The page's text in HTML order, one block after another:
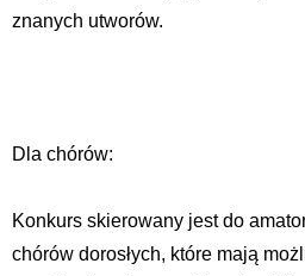
znanych utworów.
Dla chórów:
Konkurs skierowany jest do
chórów dorosłych, które mają